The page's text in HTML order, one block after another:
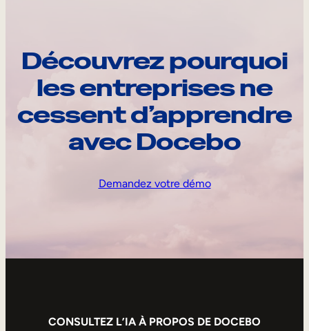
Découvrez pourquoi
les entreprises ne
cessent d’apprendre
avec Docebo
Demandez votre démo
CONSULTEZ L’IA À PROPOS DE DOCEBO